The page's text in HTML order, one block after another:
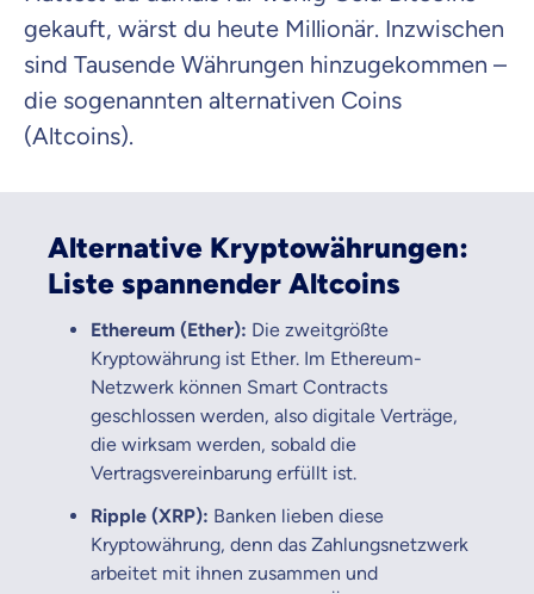
gekauft, wärst du heute Millionär. Inzwischen
sind Tausende Währungen hinzugekommen –
die sogenannten alternativen Coins
(Altcoins).
Alternative Kryptowährungen:
Liste spannender Altcoins
Ethereum (Ether): Die zweitgrößte
Kryptowährung ist Ether. Im Ethereum-
Netzwerk können Smart Contracts
geschlossen werden, also digitale Verträge,
die wirksam werden, sobald die
Vertragsvereinbarung erfüllt ist.
Ripple (XRP): Banken lieben diese
Kryptowährung, denn das Zahlungsnetzwerk
arbeitet mit ihnen zusammen und